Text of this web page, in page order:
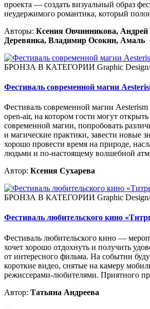
проекта — создать визуальный образ
неудержимого романтика, который
Авторы: Ксения Овчинникова, Андрей
Деревянка, Владимир Осокин, Амаль
БРОНЗА В КАТЕГОРИИ Graphic Design/
Фестиваль современной магии
Фестиваль современной магии
open-air, на котором гости могут открыть
современной магии, попробовать
и магические практики, завести новые
хорошо провести время на природе,
людьми и по-настоящему волшебной
Автор: Ксения Сухарева
БРОНЗА В КАТЕГОРИИ Graphic Design/
Фестиваль любительского кино
Фестиваль любительского кино —
хочет хорошо отдохнуть и получить
от интересного фильма. На событии
короткие видео, снятые на камеру
режиссерами-любителями. Приятного
Автор: Татьяна Андреева